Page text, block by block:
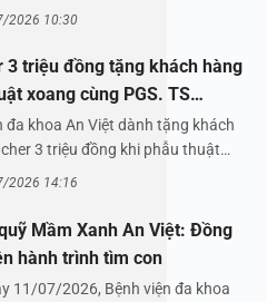
đa…
2026 10:30
3 triệu đồng tặng khách hàng
xoang cùng PGS. TS
Hoài An
đa khoa An Việt dành tặng khách
3 triệu đồng khi phẫu thuật
PGS.…
2026 14:16
Mầm Xanh An Việt: Đồng
hành trình tìm con
11/07/2026, Bệnh viện đa khoa